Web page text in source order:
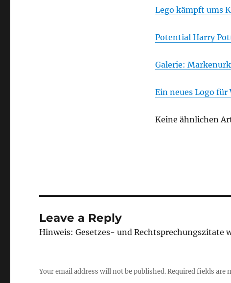
Lego kämpft ums
Potential Harry
Galerie:
Ein neues Logo für
Keine ähnlichen
Leave a Reply
Hinweis: Gesetzes- und Rechtsprechungszitate
Your email address will not be published.Required fields are